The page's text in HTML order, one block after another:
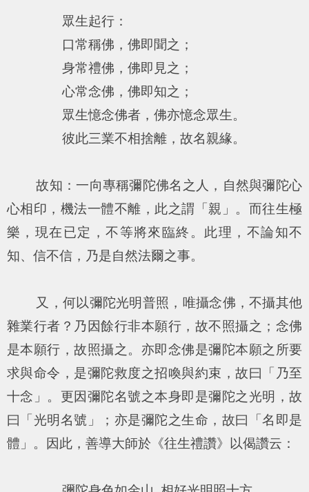
眾生起行：
口常稱佛，佛即聞之；
身常禮佛，佛即見之；
心常念佛，佛即知之；
眾生憶念佛者，佛亦憶念眾生。
彼此三業不相捨離，故名親緣。
故知：一向專稱彌陀佛名之人，自然與彌陀心
心相印，機法一體不離，此之謂「親」。而往生極
樂，現在已定，不等將來臨終。此理，不論知不
知、信不信，乃是自然法爾之事。
又，何以彌陀光明普照，唯攝念佛，不攝其他
雜業行者？乃因餘行非本願行，故不照攝之；念佛
是本願行，故照攝之。亦即念佛是彌陀本願之所要
求與命令，是彌陀救度之招喚與約束，故曰「乃至
十念」。更因彌陀名號之本身即是彌陀之光明，故
曰「光明名號」；亦是彌陀之生命，故曰「名即是
體」。因此，善導大師於《往生禮讚》以偈讚云：